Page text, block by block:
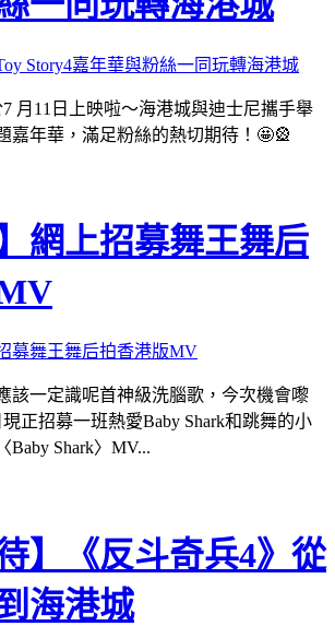
7 月 11 日上映啦～海港城與迪士尼攜手舉
嘉年華，滿足粉絲的熱切期待！ 🤩🎡
網上招募舞王舞后
該一定識呢首神級洗腦歌，今次機會嚟
正招募一班熱愛Baby Shark和跳舞的小
Baby Shark〉MV...
】《反斗奇兵4》從
海港城